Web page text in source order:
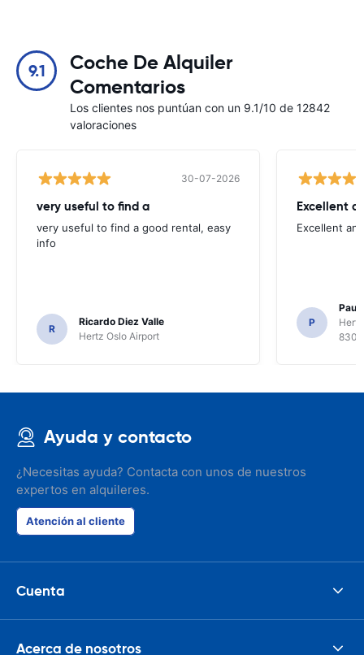
9.1
Coche De Alquiler
Comentarios
Los clientes nos puntúan con un 9.1/10 de 12842
valoraciones
30-07-2026
very useful to find a
very useful to find a good rental, easy
info
R
Ricardo Diez Valle
Hertz Oslo Airport
Excellent
Excellent
P
Paul
8300
Ayuda y contacto
¿Necesitas ayuda? Contacta con unos de nuestros
expertos en alquileres.
Atención al cliente
Cuenta
Acerca de nosotros